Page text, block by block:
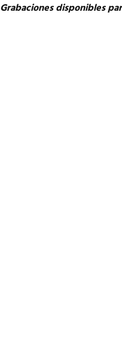
Grabaciones disponibles